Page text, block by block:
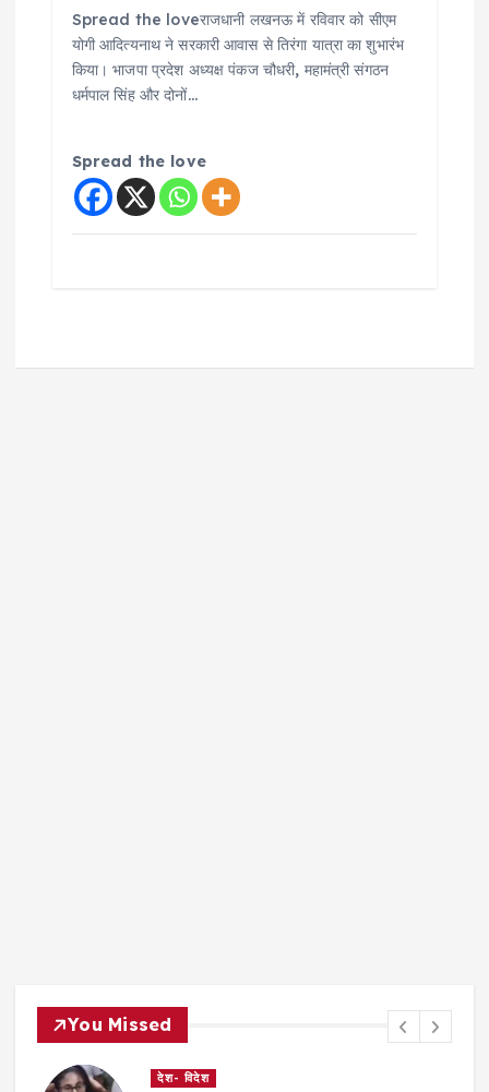
Spread the loveराजधानी लखनऊ में रविवार को सीएम
योगी आदित्यनाथ ने सरकारी आवास से तिरंगा यात्रा का शुभारंभ
किया। भाजपा प्रदेश अध्यक्ष पंकज चौधरी, महामंत्री संगठन
धर्मपाल सिंह और दोनों…
Spread the love
You Missed
देश- विदेश